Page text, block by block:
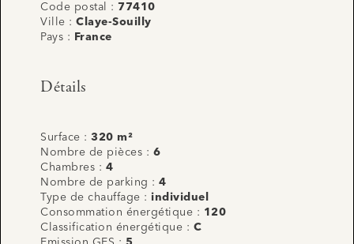
Code postal : 77410
Ville : Claye-Souilly
Pays :
France
Détails
Surface : 320 m²
Nombre de pièces : 6
Chambres : 4
Nombre de parking : 4
Type de chauffage : individuel
Consommation énergétique : 120
Classification énergétique : C